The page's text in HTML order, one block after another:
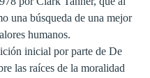
una búsqueda de una mejor
humanos.
inicial por parte de De
las raíces de la moralidad